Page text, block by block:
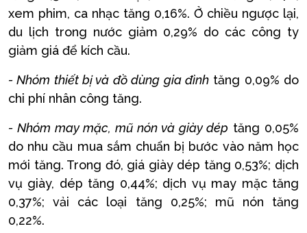
xem phim, ca nhạc tăng 0,16%. Ở chiều ngược lại,
du lịch trong nước giảm 0,29% do các công ty
giảm giá để kích cầu.
- Nhóm thiết bị và đồ dùng gia đìnhtăng 0,09% do
chi phí nhân công tăng.
- Nhóm may mặc, mũ nón và giày dép tăng 0,05%
do nhu cầu mua sắm chuẩn bị bước vào năm học
mới tăng. Trong đó, giá giày dép tăng 0,53%; dịch
vụ giày, dép tăng 0,44%; dịch vụ may mặc tăng
0,37%; vải các loại tăng 0,25%; mũ nón tăng
0,22%.